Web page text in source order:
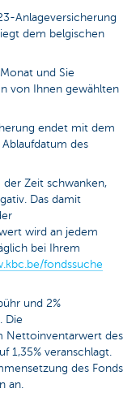
Anlageversicherung
dem belgischen
und Sie
von Ihnen gewählten
endet mit dem
des
der Zeit schwanken,
Das damit
wird an jedem
bei Ihrem
fondssuche
und 2%
Die
Nettoinventarwert des
1,35% veranschlagt.
des Fonds
an.